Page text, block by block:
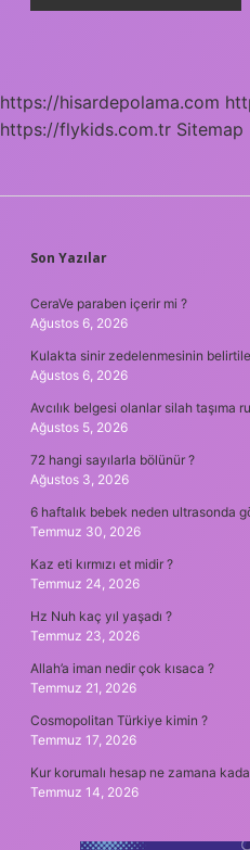
https://hisardepolama.com
https://flykids.com.tr Sitemap
SIDEBAR
Son Yazılar
CeraVe paraben içerir mi ?
Ağustos 6, 2026
Kulakta sinir zedelenmesinin
Ağustos 6, 2026
Avcılık belgesi olanlar silah taşıma
Ağustos 5, 2026
72 hangi sayılarla bölünür ?
Ağustos 3, 2026
6 haftalık bebek neden ultrasonda
Temmuz 30, 2026
Kaz eti kırmızı et midir ?
Temmuz 24, 2026
Hz Nuh kaç yıl yaşadı ?
Temmuz 23, 2026
Allah’a iman nedir çok kısaca ?
Temmuz 21, 2026
Cosmopolitan Türkiye kimin ?
Temmuz 17, 2026
Kur korumalı hesap ne zamana
Temmuz 14, 2026